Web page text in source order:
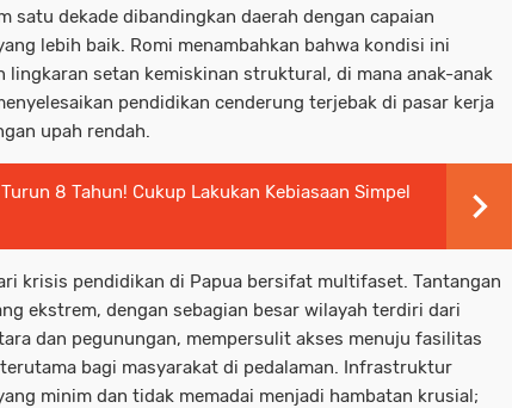
satu dekade dibandingkan daerah dengan capaian
lebih baik. Romi menambahkan bahwa kondisi ini
lingkaran setan kemiskinan struktural, di mana anak-anak
pendidikan cenderung terjebak di pasar kerja
upah rendah.
8 Tahun! Cukup Lakukan Kebiasaan Simpel
krisis pendidikan di Papua bersifat multifaset. Tantangan
ekstrem, dengan sebagian besar wilayah terdiri dari
dan pegunungan, mempersulit akses menuju fasilitas
bagi masyarakat di pedalaman. Infrastruktur
minim dan tidak memadai menjadi hambatan krusial;